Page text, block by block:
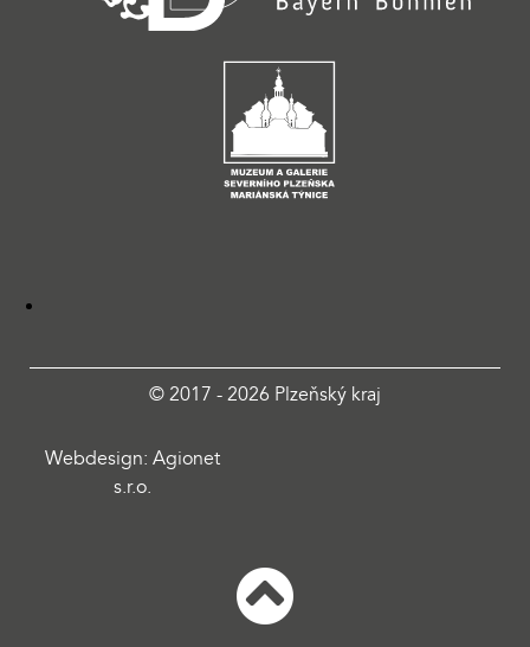
© 2017 - 2026 Plzeňský kraj
Webdesign: Agionet
s.r.o.